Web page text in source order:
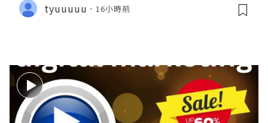
tyuuuuu 16小時前